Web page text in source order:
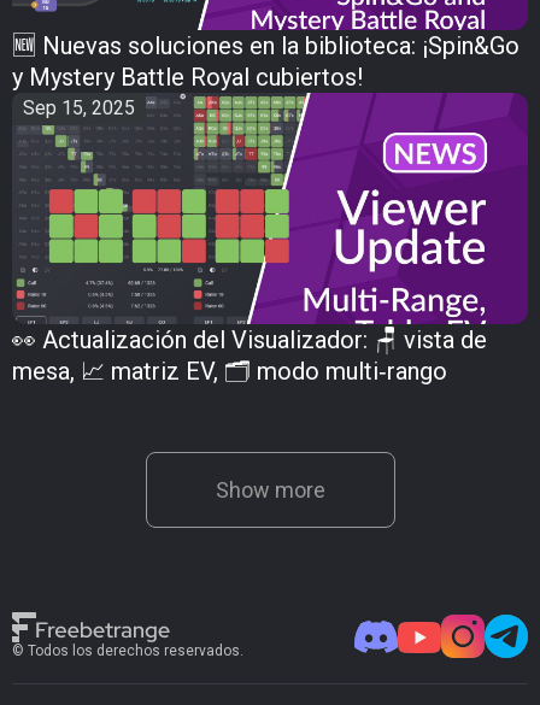
🆕 Nuevas soluciones en la biblioteca: ¡Spin&Go
y Mystery Battle Royal cubiertos!
Sep 15, 2025
👀 Actualización del Visualizador: 🪑 vista de
mesa, 📈 matriz EV, 🗂️ modo multi‑rango
Show more
© Todos los derechos reservados.